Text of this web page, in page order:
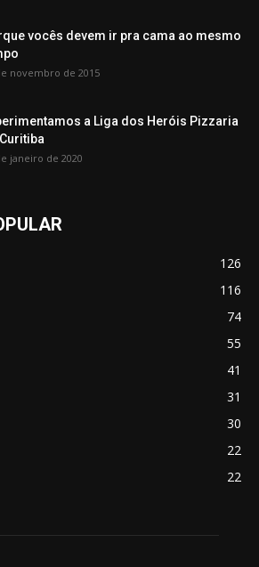
vocês devem ir pra cama ao mesmo
novembro de 2015
a Liga dos Heróis Pizzaria
janeiro de 2020
126
116
74
55
41
31
30
22
22